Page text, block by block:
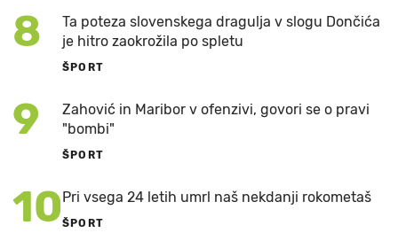
8
Ta poteza slovenskega dragulja v slogu Dončića
je hitro zaokrožila po spletu
ŠPORT
9
Zahović in Maribor v ofenzivi, govori se o pravi
"bombi"
ŠPORT
10Pri vsega 24 letih umrl naš nekdanji rokometaš
ŠPORT